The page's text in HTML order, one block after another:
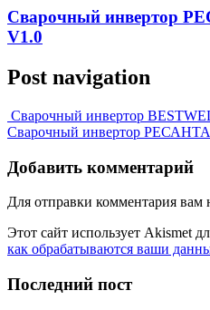
Сварочный инвертор
V1.0
Post navigation
Сварочный инвертор
Сварочный инвертор
Добавить комментарий
Для отправки комментария вам
Этот сайт использует Akismet
как обрабатываются ваши
Последний пост